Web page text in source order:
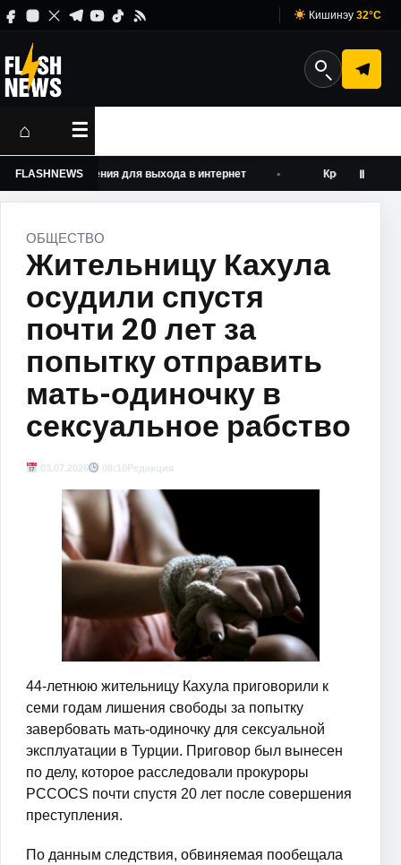
Кишинэу 32°C
⌂ ☰
FLASHNEWS
ограничения для выхода в интернет Кредиты снова
Ⅱ
ОБЩЕСТВО
Жительницу Кахула
осудили спустя
почти 20 лет за
попытку отправить
мать-одиночку в
сексуальное рабство
03.07.2026 08:10Редакция
44-летнюю жительницу Кахула приговорили к
семи годам лишения свободы за попытку
завербовать мать-одиночку для сексуальной
эксплуатации в Турции. Приговор был вынесен
по делу, которое расследовали прокуроры
PCCOCS почти спустя 20 лет после совершения
преступления.
По данным следствия, обвиняемая пообещала